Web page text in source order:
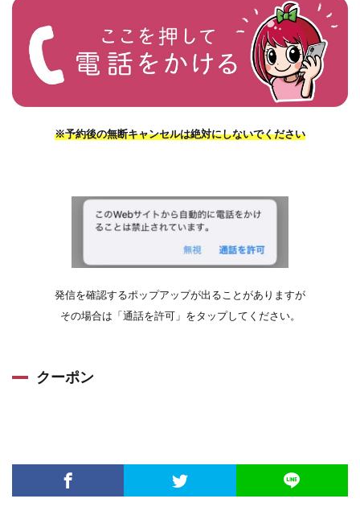
※予約後の無断キャンセルは絶対にしないでください
発信を確認するポップアップが出ることがありますが
その場合は「通話を許可」をタップしてください。
クーポン